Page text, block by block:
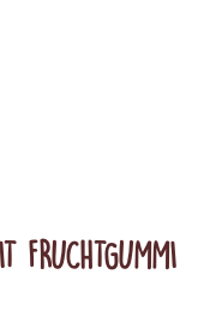
FRUCHTGUMMI